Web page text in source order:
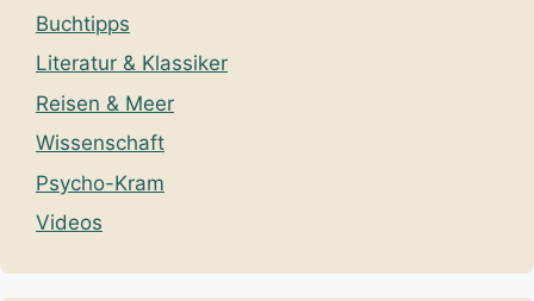
Buchtipps
Literatur & Klassiker
Reisen & Meer
Wissenschaft
Psycho-Kram
Videos